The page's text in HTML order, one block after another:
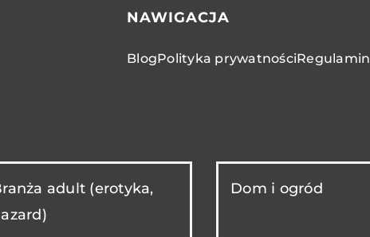
NAWIGACJA
BlogPolityka prywatnościRegulamin
adult (erotyka,
Dom i ogród